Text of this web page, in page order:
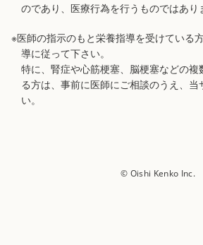
のであり、医療行為を行うものではあり
※医師の指示のもと栄養指導を受けている
導に従って下さい。
特に、腎症や心筋梗塞、脳梗塞などの
る方は、事前に医師にご相談のうえ、当
い。
© Oishi Kenko Inc.